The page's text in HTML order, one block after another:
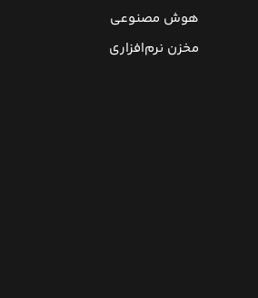
هوش مصنوعی
مخزن نرم‌افزاری